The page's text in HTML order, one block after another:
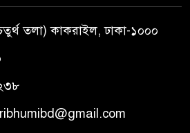
তলা) কাকরাইল, ঢাকা-১০০০